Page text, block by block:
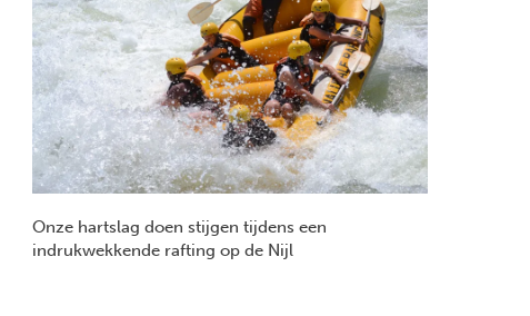
Onze hartslag doen stijgen tijdens een
indrukwekkende rafting op de Nijl